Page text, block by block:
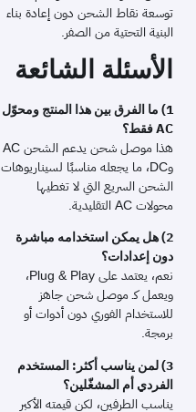
توسعة نقاط الشحن دون إعادة بناء
البنية التحتية من الصفر.
الأسئلة الشائعة
1) ما الفرق بين هذا المنتج ومحوّل
AC فقط؟
هذا موصل شحن يدعم الشحن AC
وDC، ما يجعله مناسبًا لسيناريوهات
الشحن السريع التي لا تغطيها
محولات AC التقليدية.
2) هل يمكن استخدامه مباشرة
دون إعدادات؟
نعم، يعتمد على Plug & Play،
ويعمل كـ موصل شحن جاهز
للاستخدام الفوري دون أدوات أو
برمجة.
3) لمن يناسب أكثر: المستخدم
الفردي أم المشغّلين؟
يناسب الطرفين، لكن قيمته الأكبر